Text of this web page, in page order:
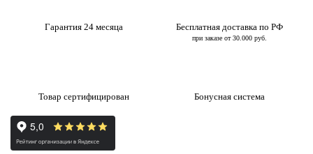
Гарантия 24 месяца Бесплатная доставка по РФ
при заказе от 30.000 руб.
Товар сертифицирован Бонусная система